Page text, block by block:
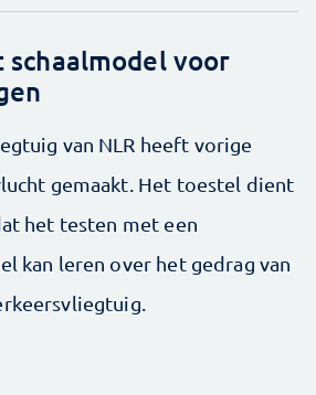
schaalmodel voor
van NLR heeft vorige
gemaakt. Het toestel dient
het testen met een
kan leren over het gedrag van